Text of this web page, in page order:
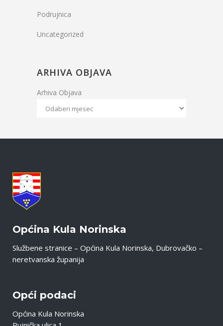
Podrujnica
Uncategorized
ARHIVA OBJAVA
Arhiva Objava
Općina Kula Norinska
Službene stranice – Općina Kula Norinska, Dubrovačko –
neretvanska županija
Opći podaci
Općina Kula Norinska